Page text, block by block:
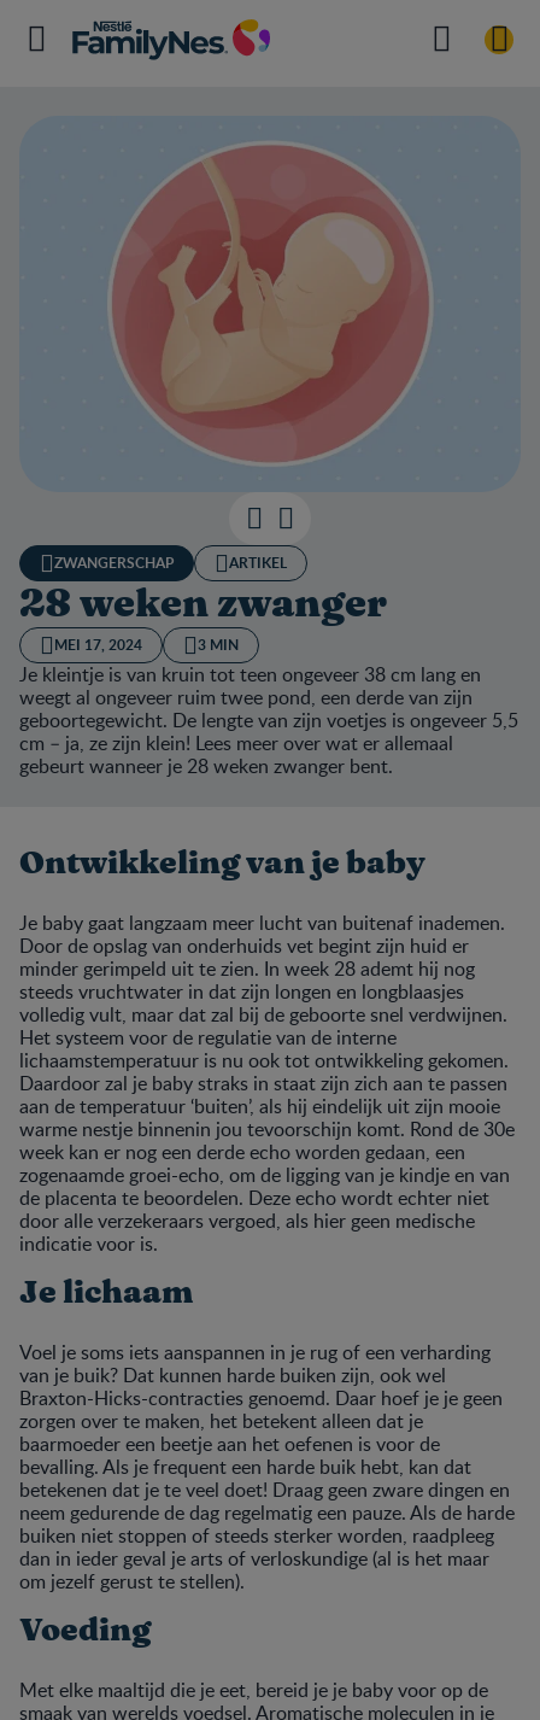
ZWANGERSCHAP ARTIKEL
28 weken zwanger
MEI 17, 2024 3 MIN
Je kleintje is van kruin tot teen ongeveer 38 cm lang en
weegt al ongeveer ruim twee pond, een derde van zijn
geboortegewicht. De lengte van zijn voetjes is ongeveer 5,5
cm – ja, ze zijn klein! Lees meer over wat er allemaal
gebeurt wanneer je 28 weken zwanger bent.
Ontwikkeling van je baby
Je baby gaat langzaam meer lucht van buitenaf inademen.
Door de opslag van onderhuids vet begint zijn huid er
minder gerimpeld uit te zien. In week 28 ademt hij nog
steeds vruchtwater in dat zijn longen en longblaasjes
volledig vult, maar dat zal bij de geboorte snel verdwijnen.
Het systeem voor de regulatie van de interne
lichaamstemperatuur is nu ook tot ontwikkeling gekomen.
Daardoor zal je baby straks in staat zijn zich aan te passen
aan de temperatuur ‘buiten’, als hij eindelijk uit zijn mooie
warme nestje binnenin jou tevoorschijn komt. Rond de 30e
week kan er nog een derde echo worden gedaan, een
zogenaamde groei-echo, om de ligging van je kindje en van
de placenta te beoordelen. Deze echo wordt echter niet
door alle verzekeraars vergoed, als hier geen medische
indicatie voor is.
Je lichaam
Voel je soms iets aanspannen in je rug of een verharding
van je buik? Dat kunnen harde buiken zijn, ook wel
Braxton-Hicks-contracties genoemd. Daar hoef je je geen
zorgen over te maken, het betekent alleen dat je
baarmoeder een beetje aan het oefenen is voor de
bevalling. Als je frequent een harde buik hebt, kan dat
betekenen dat je te veel doet! Draag geen zware dingen en
neem gedurende de dag regelmatig een pauze. Als de harde
buiken niet stoppen of steeds sterker worden, raadpleeg
dan in ieder geval je arts of verloskundige (al is het maar
om jezelf gerust te stellen).
Voeding
Met elke maaltijd die je eet, bereid je je baby voor op de
smaak van werelds voedsel. Aromatische moleculen in je